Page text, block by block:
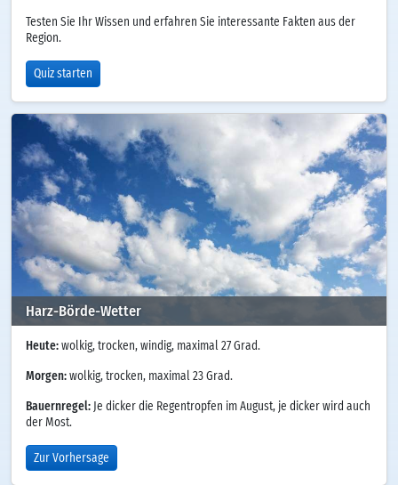
Testen Sie Ihr Wissen und erfahren Sie interessante Fakten aus der
Region.
Quiz starten
Harz-Börde-Wetter
Heute: wolkig, trocken, windig, maximal 27 Grad.
Morgen: wolkig, trocken, maximal 23 Grad.
Bauernregel: Je dicker die Regentropfen im August, je dicker wird auch
der Most.
Zur Vorhersage